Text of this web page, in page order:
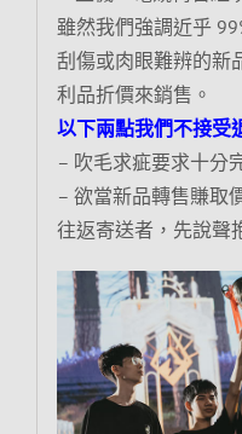
雖然我們強調近乎
刮傷或肉眼難辨的新
利品折價來銷售。
以下兩點我們不接受
– 吹毛求疵要求十分
– 欲當新品轉售賺取
往返寄送者，先說聲